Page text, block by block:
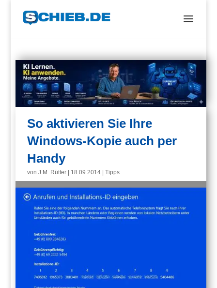
So aktivieren Sie Ihre
Windows-Kopie auch per
Handy
vonJ.M. Rütter 18.09.2014 |Tipps